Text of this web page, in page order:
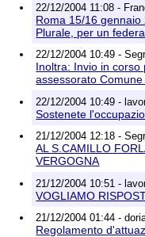
22/12/2004 11:08 -
Roma 15/16
Plurale, per un
22/12/2004 10:49 -
Inoltra: Invio in corso
assessorato
22/12/2004 10:49 -
Sostenete
21/12/2004 12:18 -
AL S.CAMILLO
VERGOGNA
21/12/2004 10:51 -
VOGLIAMO
21/12/2004 01:44 -
Regolamento